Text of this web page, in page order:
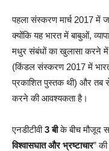
पहला संस्करण मार्च 2017 में
क्योंकि यह भारत में बाबुओं,
मधुर संबंधों का खुलासा करने में
(किंडल संस्करण 2017 में
प्रकाशित पुस्तक थी) और तब
करने की आवश्यकता है।
एनडीटीवी3 बीके बीच मौजूद
विश्वासघात और भ्रष्टाचार” की